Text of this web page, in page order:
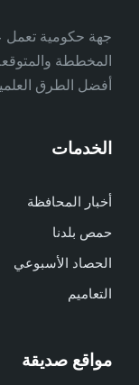
جهة حكومية تعمل
المخططة
أفضل الطرق
الخدمات
أخبار المحافظة
حمص بلدنا
الحصاد الأسبوعي
التعاميم
مواقع صديقة